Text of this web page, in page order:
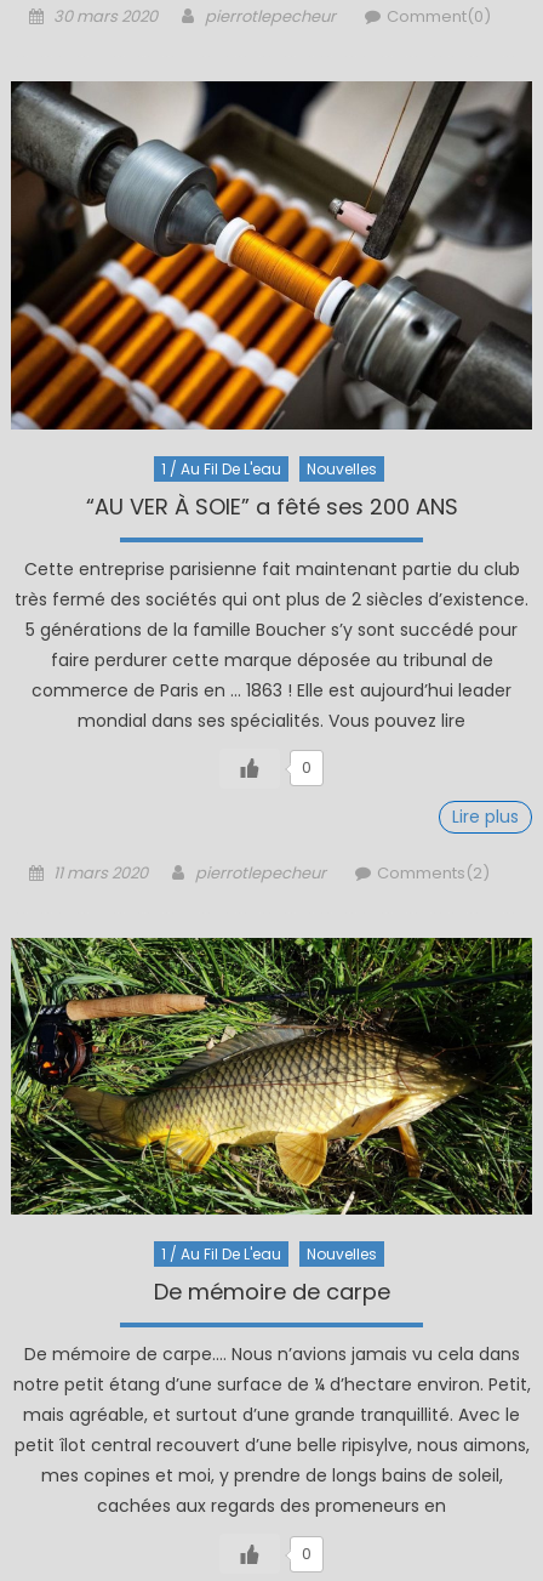
Posted
30 mars 2020 Author
pierrotlepecheur Comment(0)
1 / Au Fil De L'eau Nouvelles
“AU VER À SOIE” a fêté ses 200 ANS
Cette entreprise parisienne fait maintenant partie du club
très fermé des sociétés qui ont plus de 2 siècles d’existence.
5 générations de la famille Boucher s’y sont succédé pour
faire perdurer cette marque déposée au tribunal de
commerce de Paris en … 1863 ! Elle est aujourd’hui leader
mondial dans ses spécialités. Vous pouvez lire
0
Lire plus
Posted
11 mars 2020 Author
pierrotlepecheur Comments(2)
1 / Au Fil De L'eau Nouvelles
De mémoire de carpe
De mémoire de carpe…. Nous n’avions jamais vu cela dans
notre petit étang d’une surface de ¼ d’hectare environ. Petit,
mais agréable, et surtout d’une grande tranquillité. Avec le
petit îlot central recouvert d’une belle ripisylve, nous aimons,
mes copines et moi, y prendre de longs bains de soleil,
cachées aux regards des promeneurs en
0